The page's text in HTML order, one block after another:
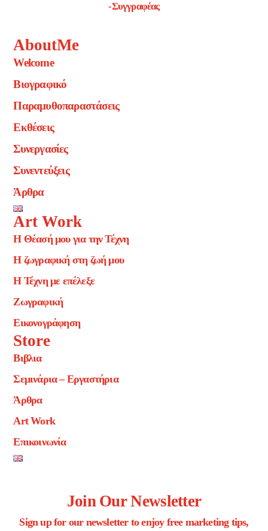
-Συγγραφέας
AboutMe
Welcome
Βιογραφικό
Παραμυθοπαραστάσεις
Εκθέσεις
Συνεργασίες
Συνεντεύξεις
Άρθρα
Art Work
Η Θέασή μου για την Τέχνη
Η ζωγραφική στη ζωή μου
Η Τέχνη με επέλεξε
Ζωγραφική
Εικονογράφηση
Store
Βιβλια
Σεμινάρια – Εργαστήρια
Άρθρα
Art Work
Επικοινωνία
Join Our Newsletter
Sign up for our newsletter to enjoy free marketing tips,